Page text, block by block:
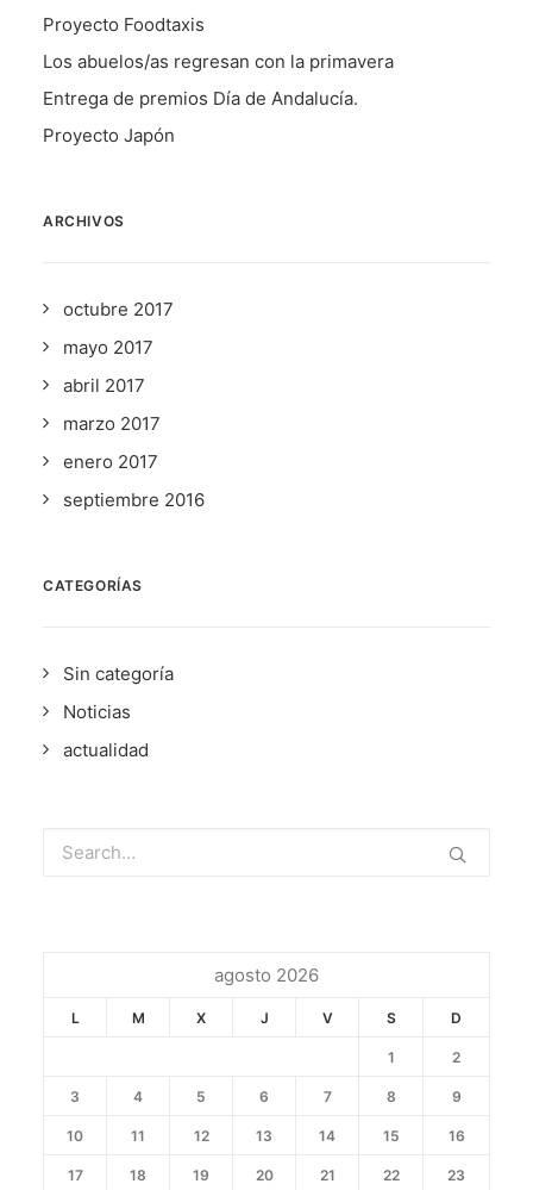
Proyecto Foodtaxis
Los abuelos/as regresan con la primavera
Entrega de premios Día de Andalucía.
Proyecto Japón
ARCHIVOS
octubre 2017
mayo 2017
abril 2017
marzo 2017
enero 2017
septiembre 2016
CATEGORÍAS
Sin categoría
Noticias
actualidad
agosto 2026
L M X J V S D
1 2
3 4 5 6 7 8 9
10 11 12 13 14 15 16
17 18 19 20 21 22 23